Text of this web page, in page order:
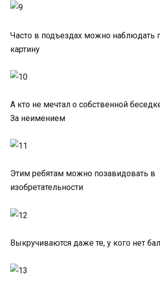
Часто в подъездах можно наблюдать
картину
А кто не мечтал о собственной
За неимением
Этим ребятам можно позавидовать в
изобретательности
Выкручиваются даже те, у кого нет